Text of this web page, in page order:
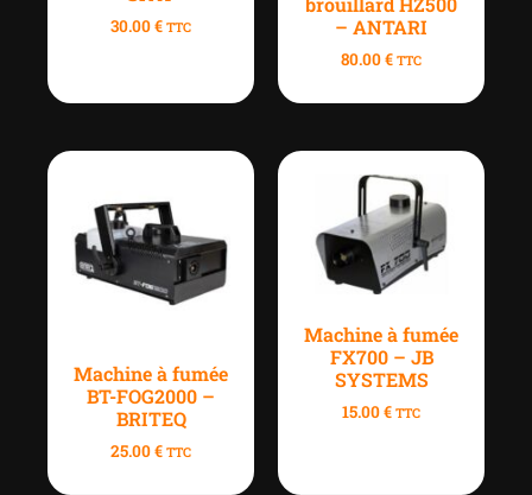
30.00€ TTC
– ANTARI
80.00€ TTC
Machine à fumée
BT-FOG2000 –
BRITEQ
25.00€ TTC
Machine à fumée
FX700 – JB
SYSTEMS
15.00€ TTC